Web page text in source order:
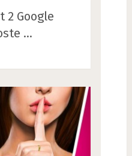
2 Google
…